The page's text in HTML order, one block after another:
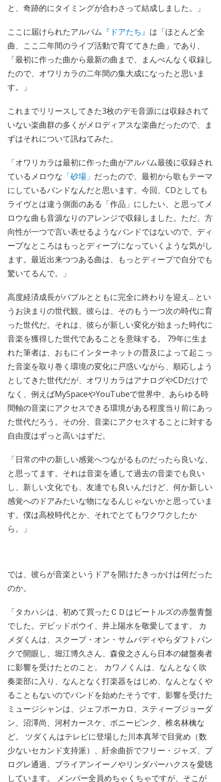
と、奇跡的にタイミングが合わさって結成しました。」
ここに届けられたアルバム 『ドアたち』 は「ほとんど全
曲、ここ二年間のライブ活動で育ててきた曲」であり、
「最初に作った曲から最新の曲まで、まんべんなく収録し
たので、オワリカラの二年間の集大成になったと思いま
す。」
これまでリリースしてきた3枚のデモ音源には収録されて
いない楽曲群の多くがメロディアスな楽曲だったので、ま
ずはそれについて訊ねてみた。
「オワリカラは最初に作った曲がアルバム最後に収録され
ているメロウな 「砂場」 だったので、最初から歌もテーマ
にしているバンドなんだと思います。今回、CDとしても
ライヴとは違う側面のある「作品」にしたい、と思ってメ
ロウな曲も音源なりのアレンジで収録しました。ただ、方
向性が一つで言い表せるようなバンドではないので、ディ
ープなところはもっとディープになっていくような気がし
ます。最近出来つつある曲は、もっとディープで自分でも
驚いてるんで。」
高度経済成長がバブルとともに完全に終わりを迎え... とい
うお決まりの世代観。彼らは、そのもう一つ次の時代に育
った世代だ。それは、彼らが新しい変化が始まった時代に
音楽を獲得した世代であることを意味する。 79年に生ま
れた筆者は、おもにインターネットの普及によって起こっ
た音楽を取り巻く環境の変化に戸惑いながら、順応しよう
としてきた世代だが、オワリカラはアナログやCDだけで
なく、例えばMySpaceやYouTubeで世界中、あらゆる時
間軸の音楽にアクセスできる環境がある程度当り前にあっ
た世代だろう。その分、音楽にアクセスすることに対する
自由度はずっと高いはずだ。
「日常の中の新しい感覚へつながるものだったら良いな、
と思ってます。それは音楽を通して過去の音楽でも良い
し、新しい文化でも、友達でも良いんだけど、何か新しい
感覚へのドアみたいな物になるんじゃないかと思っていま
す。僕は高校時代とか、それでとてもワクワクしたか
ら。」
では、彼らが音楽というドアを開けたきっかけは何だった
のか。
「タカハシは、初めて買ったＣＤはビートルズの赤盤青盤
でした。デビッドボウイ、井上陽水を敬愛してます。 カ
メダくんは、スクープ・オン・サムバディやらダフトパン
クで開眼し、堀江博久さん、森俊之さんら日本の鍵盤奏者
に影響を受けたとのこと。 カワノくんは、なんとなく吹
奏楽部に入り、なんとなく打楽器をはじめ、なんとなくや
ることもないのでバンドを始めたそうです。影響を受けた
ミュージシャンは、ジェフポーカロ、スティーブジョーダ
ン、沼澤尚、河村カースケ、ボニーピンク、椎名林檎な
ど。 ツダくんはテレビに登場した川本真琴で目覚め（数
少ないセカンド支持派）、紆余曲折でフリー・ジャズ、プ
ログレ通過、ブライアンイーノやリンダパーハクスを愛聴
しています。 メンバー全員めちゃくちゃですが、そこが